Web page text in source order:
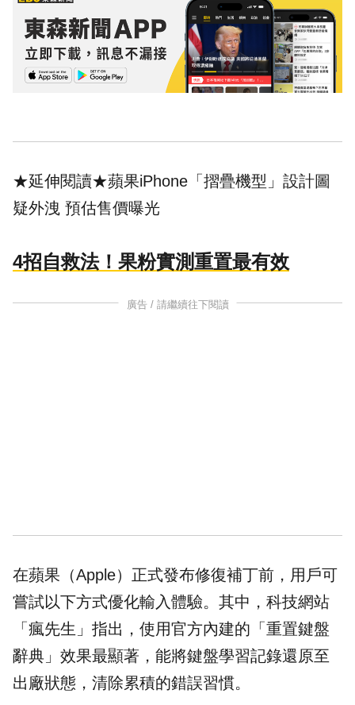
★延伸閱讀★蘋果iPhone「摺疊機型」設計圖
疑外洩 預估售價曝光
4招自救法！果粉實測重置最有效
廣告 / 請繼續往下閱讀
在蘋果（Apple）正式發布修復補丁前，用戶可
嘗試以下方式優化輸入體驗。其中，科技網站
「 瘋先生 」指出，使用官方內建的「重置鍵盤
辭典」效果最顯著，能將鍵盤學習記錄還原至
出廠狀態，清除累積的錯誤習慣。